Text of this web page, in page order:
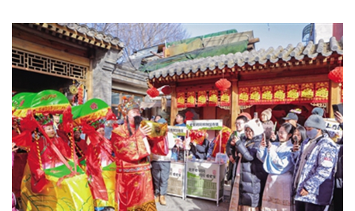
文明培育
+
未成年人思想道德建设
榜样人物
+
身边好人
文明评论